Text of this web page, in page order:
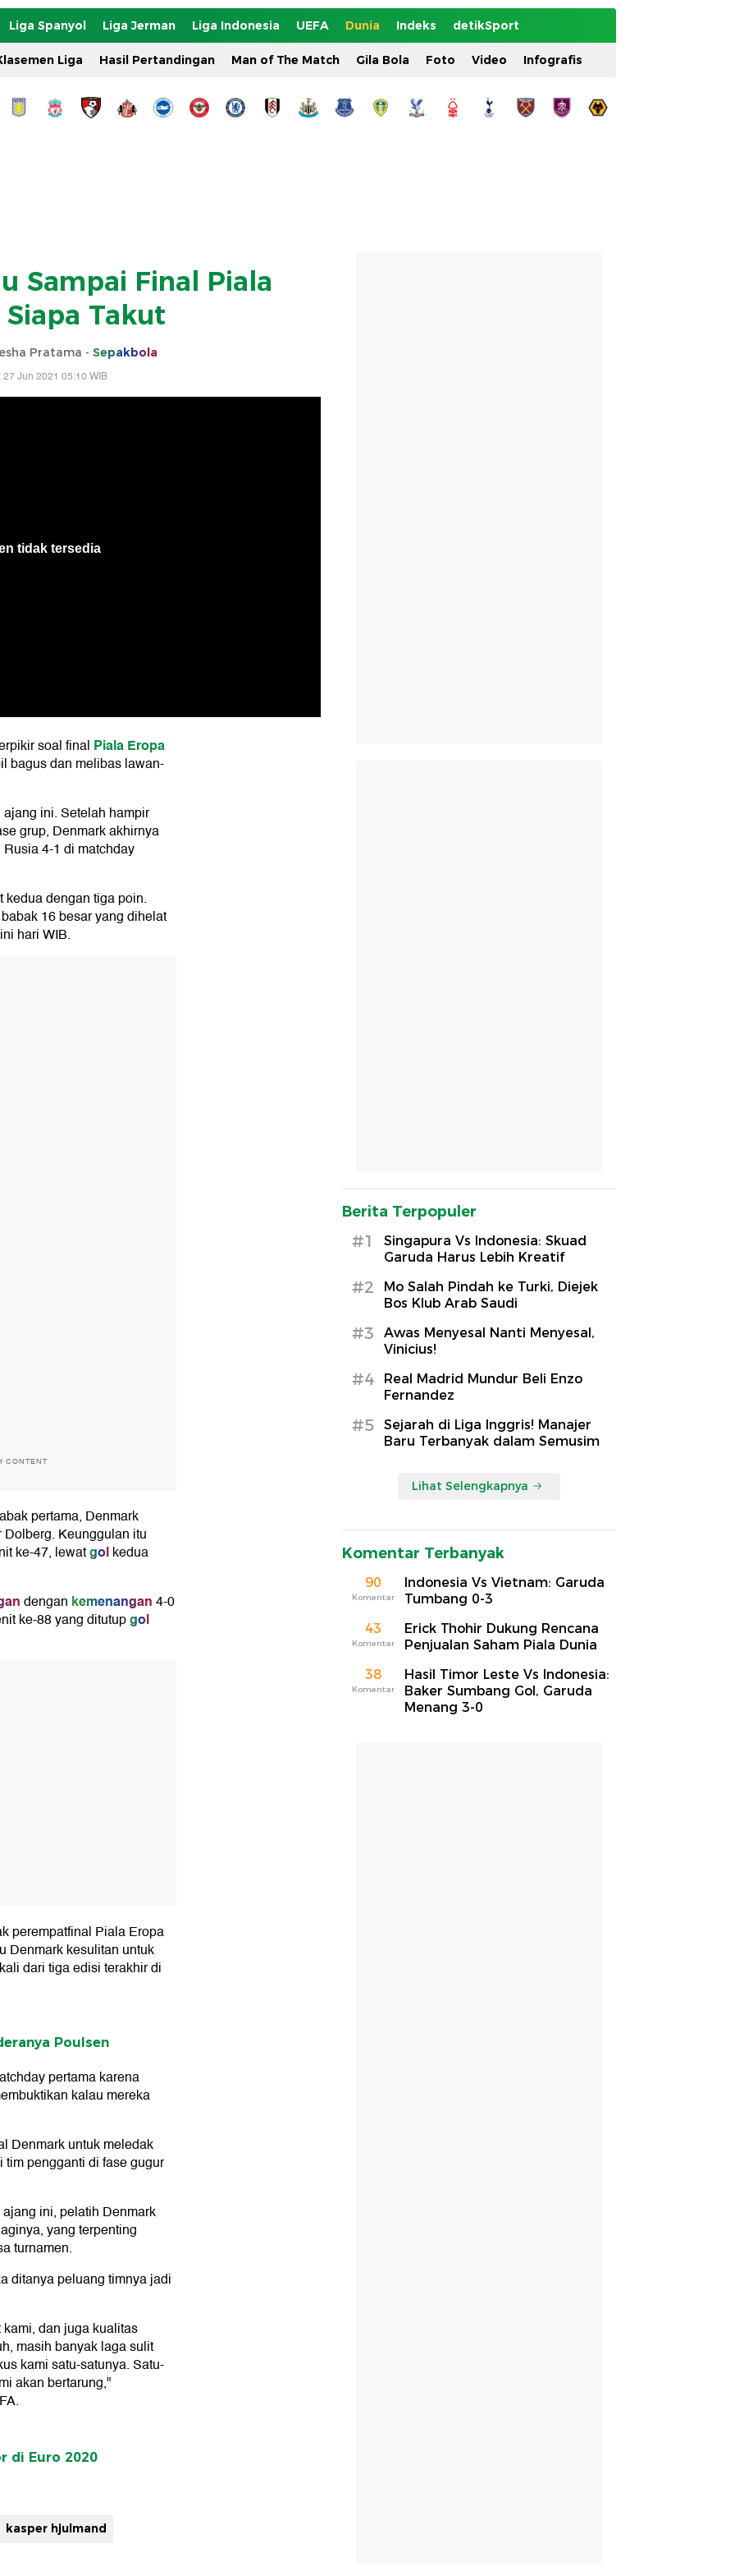
Liga Spanyol Liga Jerman Liga Indonesia UEFA Dunia Indeks detikSport
Liga Hasil Pertandingan Man of The Match Gila Bola Foto Video Infografis
Sampai Final Piala
Siapa Takut
Pratama - Sepakbola
27 Jun 2021 05:10 WIB
soal final Piala Eropa
bagus dan melibas lawan-
ini. Setelah hampir
grup, Denmark akhirnya
4-1 di matchday
dengan tiga poin.
16 besar yang dihelat
hari WIB.
CONTENT
pertama, Denmark
Keunggulan itu
ke-47, lewatgolkedua
dengan kemenangan4-0
ke-88 yang ditutupgol
perempatfinal Piala Eropa
Denmark kesulitan untuk
dari tiga edisi terakhir di
Poulsen
pertama karena
kalau mereka
Denmark untuk meledak
pengganti di fase gugur
ini, pelatih Denmark
yang terpenting
turnamen.
ditanya peluang timnya jadi
dan juga kualitas
masih banyak laga sulit
kami satu-satunya. Satu-
akan bertarung,"
di Euro 2020
kasper hjulmand
Berita Terpopuler
#1
Singapura Vs Indonesia: Skuad
Garuda Harus Lebih Kreatif
#2
Mo Salah Pindah ke Turki, Diejek
Bos Klub Arab Saudi
#3
Awas Menyesal Nanti Menyesal,
Vinicius!
#4
Real Madrid Mundur Beli Enzo
Fernandez
#5
Sejarah di Liga Inggris! Manajer
Baru Terbanyak dalam Semusim
Lihat Selengkapnya
Komentar Terbanyak
90
Komentar
Indonesia Vs Vietnam: Garuda
Tumbang 0-3
43
Komentar
Erick Thohir Dukung Rencana
Penjualan Saham Piala Dunia
38
Komentar
Hasil Timor Leste Vs Indonesia:
Baker Sumbang Gol, Garuda
Menang 3-0